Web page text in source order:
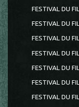
FESTIVAL DU
FESTIVAL DU
FESTIVAL DU
FESTIVAL DU
FESTIVAL DU
FESTIVAL DU
FESTIVAL DU